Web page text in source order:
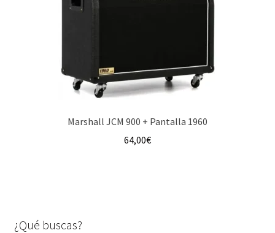
Marshall JCM 900 + Pantalla 1960
64,00€
¿Qué buscas?